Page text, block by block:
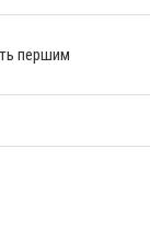
першим